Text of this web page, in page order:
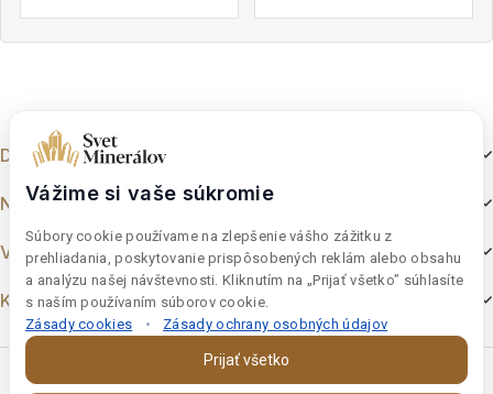
Dokumenty
Nakupovanie
Výber z e-shopu
Kontakt
Vážime si vaše súkromie
Súbory cookie používame na zlepšenie vášho zážitku z
prehliadania, poskytovanie prispôsobených reklám alebo obsahu
a analýzu našej návštevnosti. Kliknutím na „Prijať všetko” súhlasíte
s naším používaním súborov cookie.
Zásady cookies
• Zásady ochrany osobných údajov
Prijať všetko